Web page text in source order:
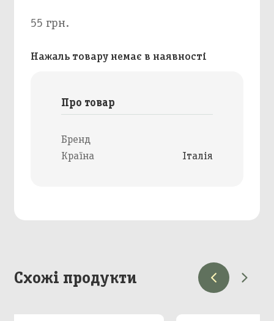
55 грн.
Нажаль товару немає в наявності
Про товар
Бренд
Країна
Італія
Схожі продукти